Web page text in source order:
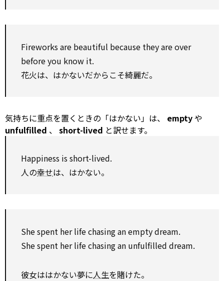
Fireworks are beautiful because they areover
before you know it.
花火は、はかないだからこそ綺麗だ。
気持ちに重点を置くときの「はかない」は、 emptyや
unfulfilled 、 short-lived と訳せます。
Happiness is short-lived.
人の幸せは、はかない。
She spent her life chasing an empty dream.
She spent her life chasing an unfulfilled dream.
彼女ははかない夢に人生を賭けた。